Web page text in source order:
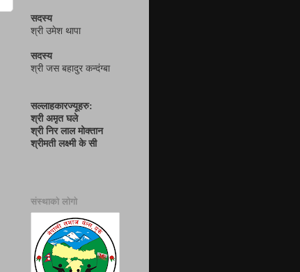
सदस्य
श्री उमेश थापा
सदस्य
श्री जस बहादुर कन्दंग्बा
सल्लाहकारज्यूहरु:
श्री अमृत घले
श्री निर लाल मोक्तान
श्रीमती लक्ष्मी के सी
संस्थाको लोगो